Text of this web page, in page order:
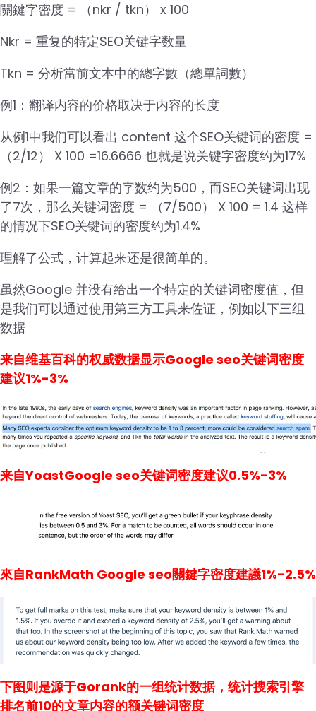
關鍵字密度 = （nkr / tkn） x 100
Nkr = 重复的特定SEO关键字数量
Tkn = 分析當前文本中的總字數（總單詞數）
例1：翻译内容的价格取决于内容的长度
从例1中我们可以看出 content 这个SEO关键词的密度 =
（2/12） X 100 =16.6666 也就是说关键字密度约为17%
例2：如果一篇文章的字数约为500，而SEO关键词出现
了7次，那么关键词密度 = （7/500） X 100 = 1.4 这样
的情况下SEO关键词的密度约为1.4%
理解了公式，计算起来还是很简单的。
虽然Google 并没有给出一个特定的关键词密度值，但
是我们可以通过使用第三方工具来佐证，例如以下三组
数据
来自维基百科的权威数据显示Google seo关键词密度
建议1%-3%
来自YoastGoogle seo关键词密度建议0.5%-3%
來自RankMath Google seo關鍵字密度建議1%-2.5%
下图则是源于Gorank的一组统计数据，统计搜索引擎
排名前10的文章内容的额关键词密度